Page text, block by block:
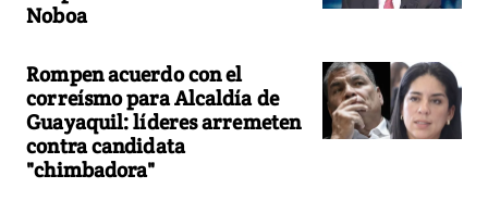
Noboa
Rompen acuerdo con el
correísmo para Alcaldía de
Guayaquil: líderes arremeten
contra candidata
"chimbadora"